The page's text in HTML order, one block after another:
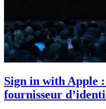
Sign in with Apple
fournisseur